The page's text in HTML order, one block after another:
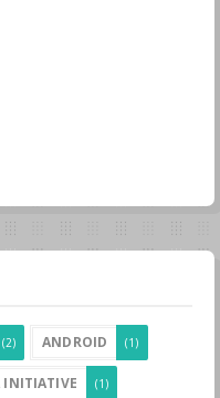
(2) ANDROID (1)
INITIATIVE (1)